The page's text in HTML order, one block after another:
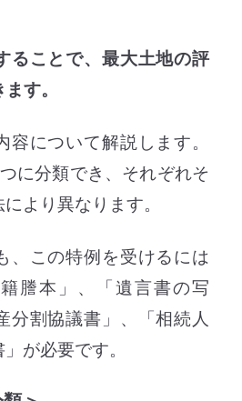
ることで、最大土地の評
す。
容について解説します。
に分類でき、それぞれそ
より異なります。
、この特例を受けるには
謄本」、「遺言書の写
分割協議書」、「相続人
が必要です。